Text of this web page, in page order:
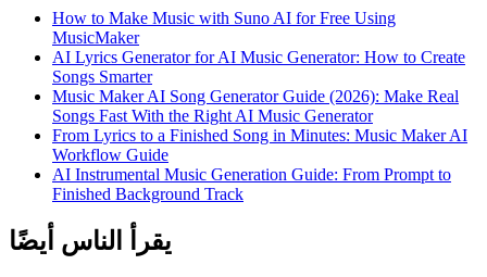
How to Make Music with Suno AI for Free Using
MusicMaker
AI Lyrics Generator for AI Music Generator: How to Create
Songs Smarter
Music Maker AI Song Generator Guide (2026): Make Real
Songs Fast With the Right AI Music Generator
From Lyrics to a Finished Song in Minutes: Music Maker AI
Workflow Guide
AI Instrumental Music Generation Guide: From Prompt to
Finished Background Track
يقرأ الناس أيضًا